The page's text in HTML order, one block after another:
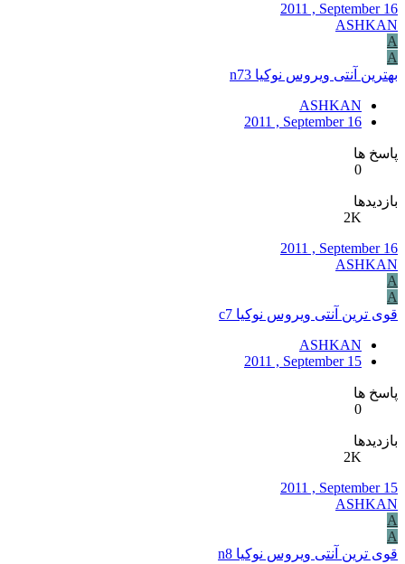
2011 , September 16
ASHKAN
A
A
بهترین آنتی ویروس نوکیا n73
ASHKAN
2011 , September 16
پاسخ ها
0
بازدیدها
2K
2011 , September 16
ASHKAN
A
A
قوی ترین آنتی ویروس نوکیا c7
ASHKAN
2011 , September 15
پاسخ ها
0
بازدیدها
2K
2011 , September 15
ASHKAN
A
A
قوی ترین آنتی ویروس نوکیا n8